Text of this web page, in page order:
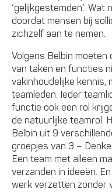
‘gelijkgestemden’.
doordat mensen bij
zichzelf aan te nemen.
Volgens Belbin
van taken en functies
vakinhoudelijke kennis,
teamleden. Ieder
functie ook een rol
de natuurlijke teamrol.
Belbin uit 9
groepjes van 3 –
Een team met alleen
verzanden in ideeën.
werk verzetten zonder